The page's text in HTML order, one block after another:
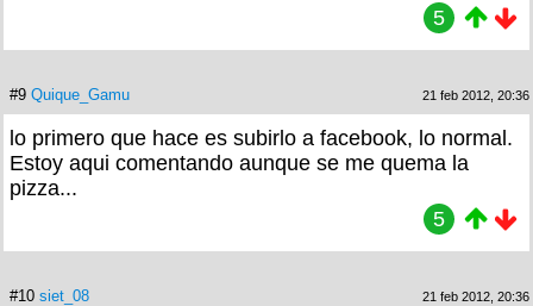
5
#9 Quique_Gamu 21 feb 2012, 20:36
lo primero que hace es subirlo a facebook, lo normal.
Estoy aqui comentando aunque se me quema la
pizza...
5
#10 siet_08 21 feb 2012, 20:36